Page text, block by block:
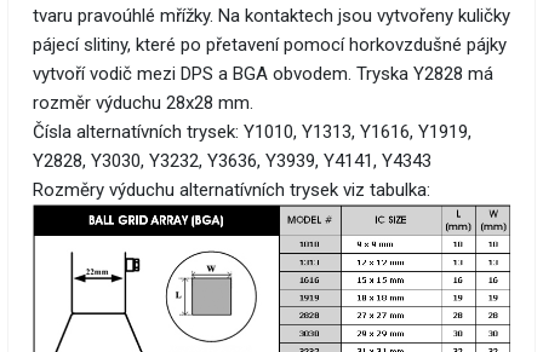
tvaru pravoúhlé mřížky. Na kontaktech jsou vytvořeny kuličky
pájecí slitiny, které po přetavení pomocí horkovzdušné pájky
vytvoří vodič mezi DPS a BGA obvodem. Tryska Y2828 má
rozměr výduchu 28x28 mm.
Čísla alternatívních trysek: Y1010, Y1313, Y1616, Y1919,
Y2828, Y3030, Y3232, Y3636, Y3939, Y4141, Y4343
Rozměry výduchu alternatívních trysek viz tabulka: